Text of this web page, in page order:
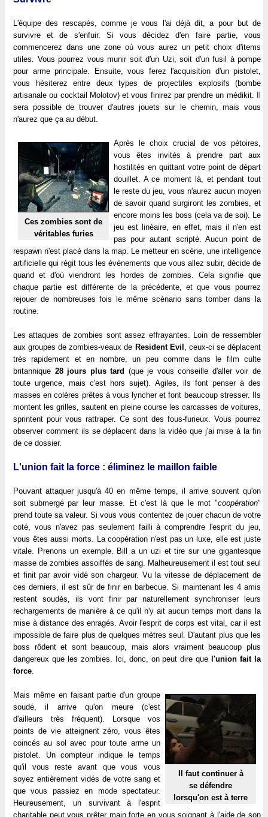
L'équipe des rescapés, comme je vous l'ai déjà dit, a pour but de
survivre et de s'enfuir. Si vous décidez d'en faire partie, vous
commencerez dans une zone où vous aurez un petit choix d'items
utiles. Vous pourrez vous munir soit d'un Uzi, soit d'un fusil à pompe
pour arme principale. Ensuite, vous ferez l'acquisition d'un pistolet,
vous hésiterez entre deux types de projectiles explosifs (bombe
artisanale ou cocktail Molotov) et vous finirez par prendre un médikit. Il
sera possible de trouver d'autres jouets sur le chemin, mais vous
n'aurez que ça au début.
Ces zombies sont de
véritables furies
Après le choix crucial de vos pétoires,
vous êtes invités à prendre part aux
hostilités en quittant votre point de départ
douillet. A ce moment là, et pendant tout
le reste du jeu, vous n'aurez aucun moyen
de savoir quand surgiront les zombies, et
encore moins les boss (cela va de soi). Le
jeu est linéaire, en effet, mais il n'en est
pas pour autant scripté. Aucun point de
respawn n'est placé dans la map. Le metteur en scène, une intelligence
artificielle qui régit tous les évènements que vous allez subir, décide de
quand et d'où viendront les hordes de zombies. Cela signifie que
chaque partie est différente de la précédente, et que vous pourrez
rejouer de nombreuses fois le même scénario sans tomber dans la
routine.
Les attaques de zombies sont assez effrayantes. Loin de ressembler
aux groupes de zombies-veaux de Resident Evil , ceux-ci se déplacent
très rapidement et en nombre, un peu comme dans le film culte
britannique 28 jours plus tard (que je vous conseille d'aller voir de
toute urgence, mais c'est hors sujet). Agiles, ils font penser à des
masses en colères prêtes à vous lyncher et font beaucoup stresser. Ils
montent les grilles, sautent en pleine course les carcasses de voitures,
sprintent pour vous rattraper. Ce sont des fous-furieux. Vous pourrez
observer comment ils se déplacent dans la vidéo que j'ai mise à la fin
de ce dossier.
L'union fait la force : éliminez le maillon faible
Pouvant attaquer jusqu'à 40 en même temps, il arrive souvent qu'on
soit submergé par leur masse. Et c'est là que le mot "coopération"
prend toute sa valeur. Si vous vous contentez de jouer chacun de votre
coté, vous n'avez pas seulement failli à comprendre l'esprit du jeu,
vous êtes aussi morts. La coopération n'est pas un luxe, elle est juste
vitale. Prenons un exemple. Bill a un uzi et tire sur une gigantesque
masse de zombies assoiffés de sang. Malheureusement il est tout seul
et finit par avoir vidé son chargeur. Vu la vitesse de déplacement de
ces derniers, il est sûr de finir en barbecue. Si maintenant les 4 amis
restent soudés, ils vont finir par naturellement synchroniser leurs
rechargements de manière à ce qu'il n'y ait aucun temps mort dans la
mise à distance des enragés. Avoir l'esprit de corps est vital, car il est
impossible de faire plus de quelques mètres seul. D'autant plus que les
boss rôdent et sont beaucoup, mais alors vraiment beaucoup plus
dangereux que les zombies. Ici, donc, on peut dire que l'union fait la
force.
Il faut continuer à
se défendre
lorsqu'on est à terre
Mais même en faisant partie d'un groupe
soudé, il arrive qu'on meure (c'est
d'ailleurs très fréquent). Lorsque vos
points de vie atteignent zéro, vous êtes
coincés au sol avec pour toute arme un
pistolet. Un compteur indique le temps
qu'il vous reste avant que vous vous
soyez entièrement vidés de votre sang et
que vous passiez en mode spectateur.
Heureusement, un survivant à l'esprit
charitable peut vous prêter main forte en vous soignant à l'aide de son